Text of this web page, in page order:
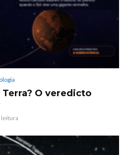
O veredicto
leitura